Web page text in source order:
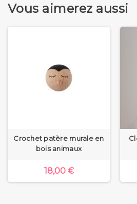
Vous aimerez aussi
Crochet patère murale en
bois animaux
18,00 €